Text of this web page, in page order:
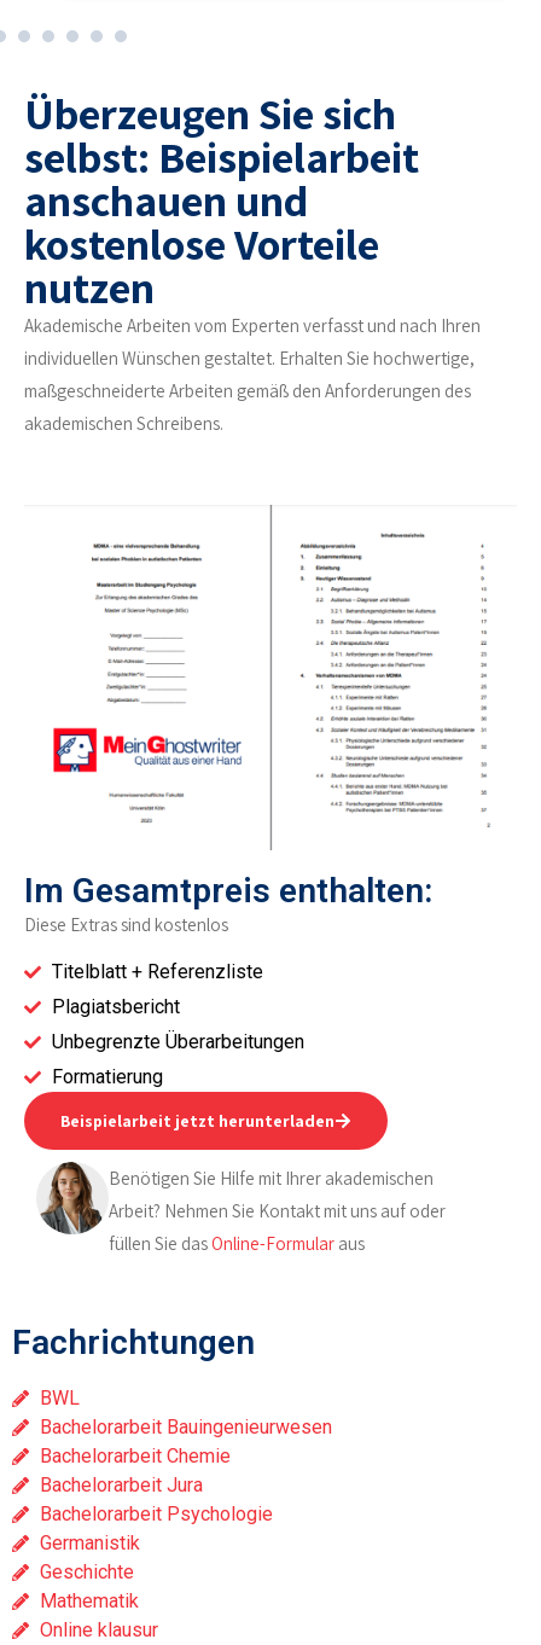
Überzeugen Sie sich
selbst: Beispielarbeit
anschauen und
kostenlose Vorteile
nutzen
Akademische Arbeiten vom Experten verfasst und nach Ihren
individuellen Wünschen gestaltet. Erhalten Sie hochwertige,
maßgeschneiderte Arbeiten gemäß den Anforderungen des
akademischen Schreibens.
Im Gesamtpreis enthalten:
Diese Extras sind kostenlos
Titelblatt + Referenzliste
Plagiatsbericht
Unbegrenzte Überarbeitungen
Formatierung
Beispielarbeit jetzt herunterladen
Benötigen Sie Hilfe mit Ihrer akademischen
Arbeit? Nehmen Sie Kontakt mit uns auf oder
füllen Sie dasOnline-Formular aus
Fachrichtungen
BWL
Bachelorarbeit Bauingenieurwesen
Bachelorarbeit Chemie
Bachelorarbeit Jura
Bachelorarbeit Psychologie
Germanistik
Geschichte
Mathematik
Online klausur